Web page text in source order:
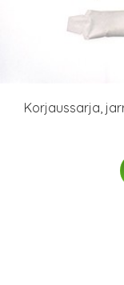
Korjaussarja,